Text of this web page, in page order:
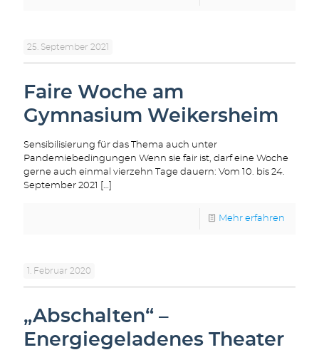
25. September 2021
Faire Woche am
Gymnasium Weikersheim
Sensibilisierung für das Thema auch unter
Pandemiebedingungen Wenn sie fair ist, darf eine Woche
gerne auch einmal vierzehn Tage dauern: Vom 10. bis 24.
September 2021
[…]
Mehr erfahren
1. Februar 2020
„Abschalten“ –
Energiegeladenes Theater